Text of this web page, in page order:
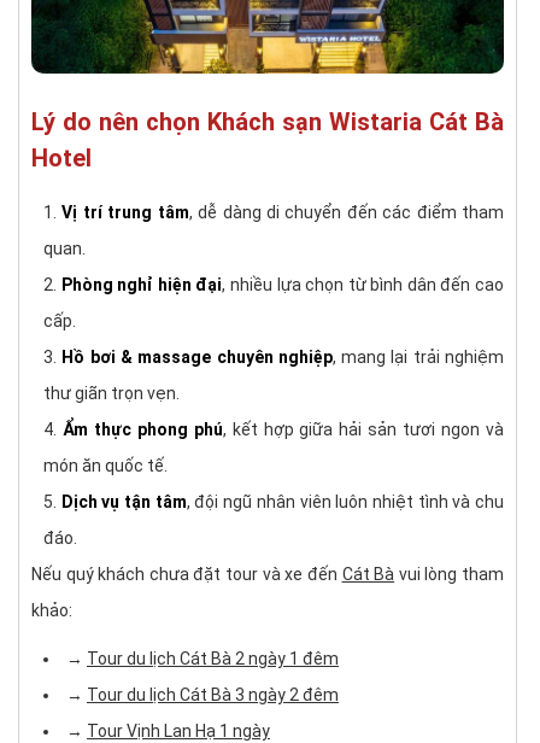
Lý do nên chọn Khách sạn Wistaria Cát Bà
Hotel
Vị trí trung tâm, dễ dàng di chuyển đến các điểm tham
quan.
Phòng nghỉ hiện đại, nhiều lựa chọn từ bình dân đến cao
cấp.
Hồ bơi & massage chuyên nghiệp, mang lại trải nghiệm
thư giãn trọn vẹn.
Ẩm thực phong phú, kết hợp giữa hải sản tươi ngon và
món ăn quốc tế.
Dịch vụ tận tâm, đội ngũ nhân viên luôn nhiệt tình và chu
đáo.
Nếu quý khách chưa đặt tour và xe đến Cát Bà vui lòng tham
khảo:
→ ​​ Tour du lịch Cát Bà 2 ngày 1 đêm
→ Tour du lịch Cát Bà 3 ngày 2 đêm
→ Tour Vịnh Lan Hạ 1 ngày